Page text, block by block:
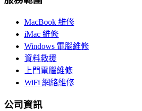
MacBook 維修
iMac 維修
Windows 電腦維修
資料救援
上門電腦維修
WiFi 網絡維修
公司資訊